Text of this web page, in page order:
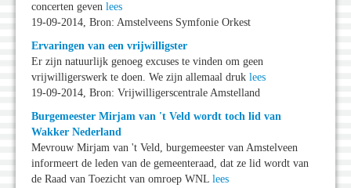
concerten geven lees
19-09-2014, Bron: Amstelveens Symfonie Orkest
Ervaringen van een vrijwilligster
Er zijn natuurlijk genoeg excuses te vinden om geen
vrijwilligerswerk te doen. We zijn allemaal druk lees
19-09-2014, Bron: Vrijwilligerscentrale Amstelland
Burgemeester Mirjam van 't Veld wordt toch lid van
Wakker Nederland
Mevrouw Mirjam van 't Veld, burgemeester van Amstelveen
informeert de leden van de gemeenteraad, dat ze lid wordt van
de Raad van Toezicht van omroep WNL lees